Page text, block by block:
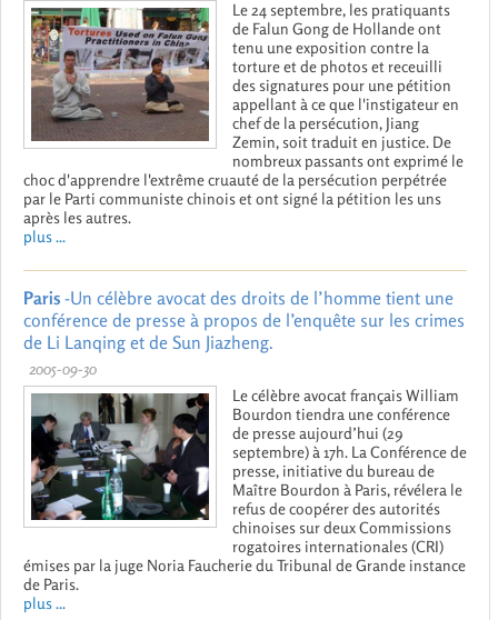
Le 24 septembre, les pratiquants
de Falun Gong de Hollande ont
tenu une exposition contre la
torture et de photos et receuilli
des signatures pour une pétition
appellant à ce que l'instigateur en
chef de la persécution, Jiang
Zemin, soit traduit en justice. De
nombreux passants ont exprimé le
choc d'apprendre l'extrême cruauté de la persécution perpétrée
par le Parti communiste chinois et ont signé la pétition les uns
après les autres.
plus ...
Paris -Un célèbre avocat des droits de l’homme tient une
conférence de presse à propos de l’enquête sur les crimes
de Li Lanqing et de Sun Jiazheng.
2005-09-30
Le célèbre avocat français William
Bourdon tiendra une conférence
de presse aujourd’hui (29
septembre) à 17h. La Conférence de
presse, initiative du bureau de
Maître Bourdon à Paris, révélera le
refus de coopérer des autorités
chinoises sur deux Commissions
rogatoires internationales (CRI)
émises par la juge Noria Faucherie du Tribunal de Grande instance
de Paris.
plus ...